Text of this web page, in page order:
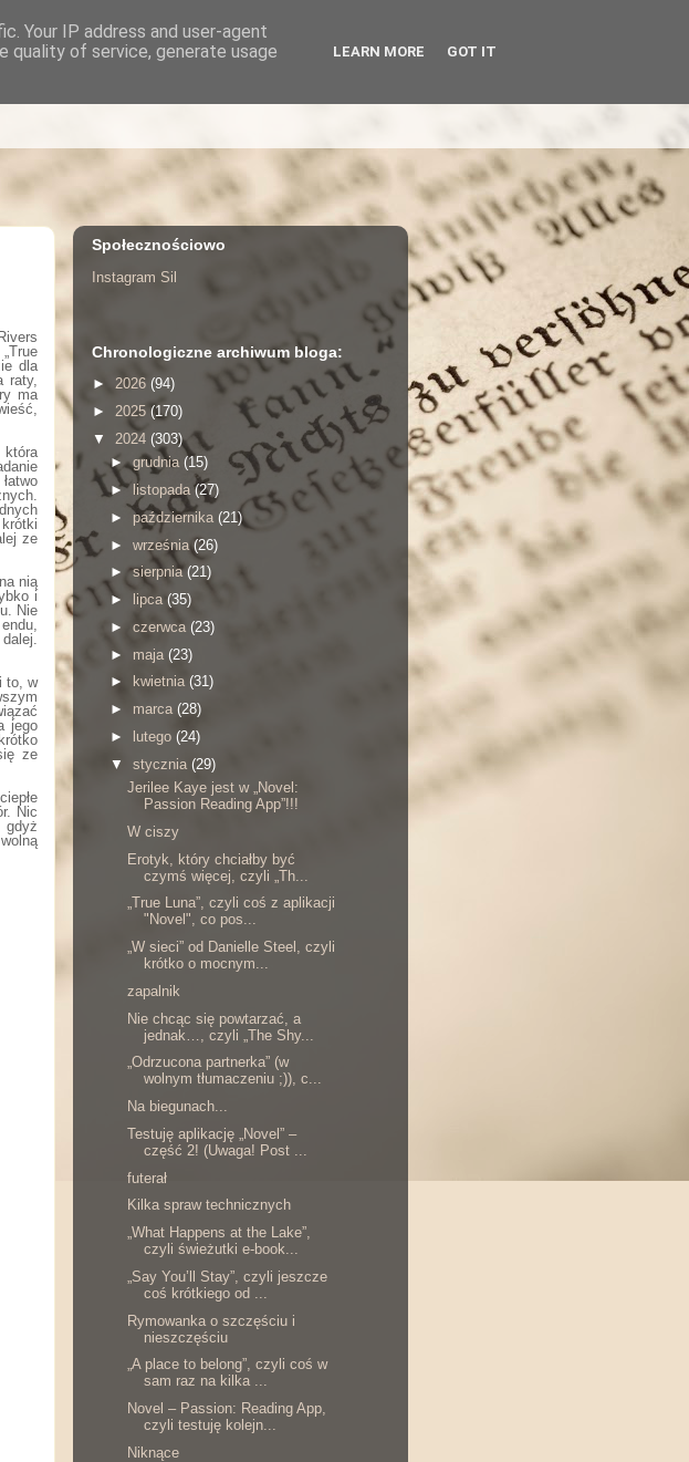
dla
raty,
ma
która
ze
nią
i
Nie
to, w
jego
ze
Nic
gdyż
Społecznościowo
Instagram Sil
Chronologiczne archiwum bloga:
► 2026 (94)
► 2025(170)
▼ 2024 (303)
►grudnia (15)
► listopada(27)
► października (21)
► września(26)
►sierpnia(21)
►
lipca (35)
► czerwca (23)
► maja (23)
►
kwietnia (31)
► marca (28)
►
lutego (24)
▼ stycznia (29)
Jerilee Kaye jest w „Novel:
Passion Reading App”!!!
W ciszy
Erotyk, który chciałby być
czymś więcej, czyli „Th...
„True Luna”, czyli coś z aplikacji
"Novel", co pos...
„W sieci” od Danielle Steel, czyli
krótko o mocnym...
zapalnik
Nie chcąc się powtarzać, a
jednak…, czyli „The Shy...
„Odrzucona partnerka” (w
wolnym tłumaczeniu ;)), c...
Na biegunach...
Testuję aplikację „Novel” –
część 2! (Uwaga! Post ...
futerał
Kilka spraw technicznych
„What Happens at the Lake”,
czyli świeżutki e-book...
„Say You’ll Stay”, czyli jeszcze
coś krótkiego od ...
Rymowanka o szczęściu i
nieszczęściu
„A place to belong”, czyli coś w
sam raz na kilka ...
Novel – Passion: Reading App,
czyli testuję kolejn...
Niknące
Your IP address and user-agent
quality of service, generate usage
LEARN MORE GOT IT